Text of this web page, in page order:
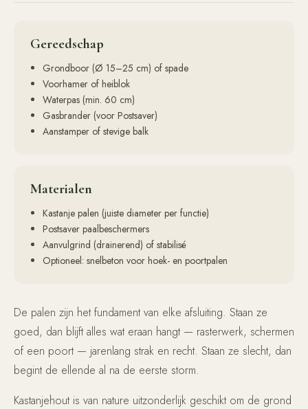
Gereedschap
Grondboor (Ø 15–25 cm) of spade
Voorhamer of heiblok
Waterpas (min. 60 cm)
Gasbrander (voor Postsaver)
Aanstamper of stevige balk
Materialen
Kastanje palen (juiste diameter per functie)
Postsaver paalbeschermers
Aanvulgrind (drainerend) of stabilisé
Optioneel: snelbeton voor hoek- en poortpalen
De palen zijn het fundament van elke afsluiting. Staan ze
goed, dan blijft alles wat eraan hangt — rasterwerk, schermen
of een poort — jarenlang strak en recht. Staan ze slecht, dan
begint de ellende al na de eerste storm.
Kastanjehout is van nature uitzonderlijk geschikt om de grond